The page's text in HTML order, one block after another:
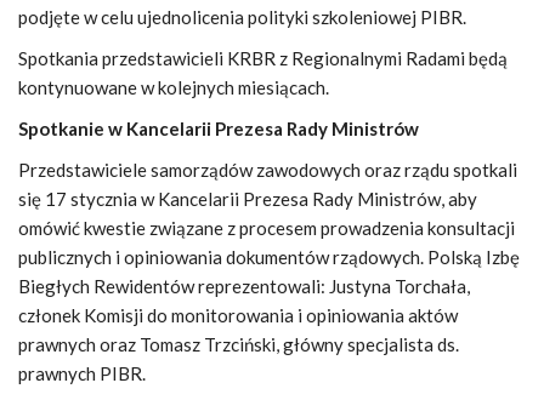
podjęte w celu ujednolicenia polityki szkoleniowej PIBR.
Spotkania przedstawicieli KRBR z Regionalnymi Radami będą
kontynuowane w kolejnych miesiącach.
Spotkanie w Kancelarii Prezesa Rady Ministrów
Przedstawiciele samorządów zawodowych oraz rządu spotkali
się 17 stycznia w Kancelarii Prezesa Rady Ministrów, aby
omówić kwestie związane z procesem prowadzenia konsultacji
publicznych i opiniowania dokumentów rządowych. Polską Izbę
Biegłych Rewidentów reprezentowali: Justyna Torchała,
członek Komisji do monitorowania i opiniowania aktów
prawnych oraz Tomasz Trzciński, główny specjalista ds.
prawnych PIBR.